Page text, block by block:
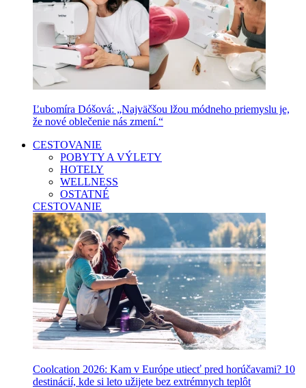
Ľubomíra Dóšová: „Najväčšou lžou módneho priemyslu je,
že nové oblečenie nás zmení.“
CESTOVANIE
POBYTY A VÝLETY
HOTELY
WELLNESS
OSTATNÉ
CESTOVANIE
Coolcation 2026: Kam v Európe utiecť pred horúčavami? 10
destinácií, kde si leto užijete bez extrémnych teplôt